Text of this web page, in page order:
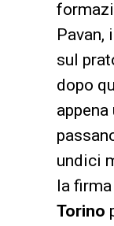
Pavan,
sul
dopo
appena
undici
la
Torino